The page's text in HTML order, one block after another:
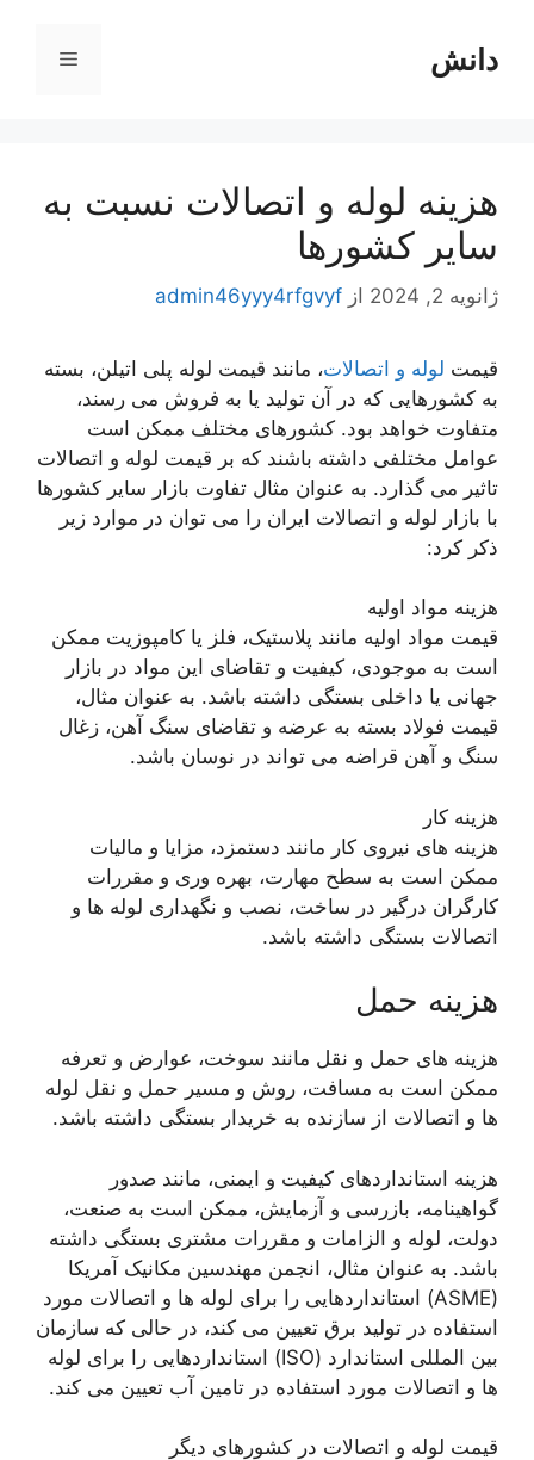
محتوادانش فهرست
هزینه لوله و اتصالات نسبت به
سایر کشورها
ژانویه 2, 2024 از admin46yyy4rfgvyf
قیمت لوله و اتصالات، مانند قیمت لوله پلی اتیلن، بسته
به کشورهایی که در آن تولید یا به فروش می رسند،
متفاوت خواهد بود. کشورهای مختلف ممکن است
عوامل مختلفی داشته باشند که بر قیمت لوله و اتصالات
تاثیر می گذارد. به عنوان مثال تفاوت بازار سایر کشورها
با بازار لوله و اتصالات ایران را می توان در موارد زیر
ذکر کرد:
هزینه مواد اولیه
قیمت مواد اولیه مانند پلاستیک، فلز یا کامپوزیت ممکن
است به موجودی، کیفیت و تقاضای این مواد در بازار
جهانی یا داخلی بستگی داشته باشد. به عنوان مثال،
قیمت فولاد بسته به عرضه و تقاضای سنگ آهن، زغال
سنگ و آهن قراضه می تواند در نوسان باشد.
هزینه کار
هزینه های نیروی کار مانند دستمزد، مزایا و مالیات
ممکن است به سطح مهارت، بهره وری و مقررات
کارگران درگیر در ساخت، نصب و نگهداری لوله ها و
اتصالات بستگی داشته باشد.
هزینه حمل
هزینه های حمل و نقل مانند سوخت، عوارض و تعرفه
ممکن است به مسافت، روش و مسیر حمل و نقل لوله
ها و اتصالات از سازنده به خریدار بستگی داشته باشد.
هزینه استانداردهای کیفیت و ایمنی، مانند صدور
گواهینامه، بازرسی و آزمایش، ممکن است به صنعت،
دولت، لوله و الزامات و مقررات مشتری بستگی داشته
باشد. به عنوان مثال، انجمن مهندسین مکانیک آمریکا
(ASME) استانداردهایی را برای لوله ها و اتصالات مورد
استفاده در تولید برق تعیین می کند، در حالی که سازمان
بین المللی استاندارد (ISO) استانداردهایی را برای لوله
ها و اتصالات مورد استفاده در تامین آب تعیین می کند.
قیمت لوله و اتصالات در کشورهای دیگر